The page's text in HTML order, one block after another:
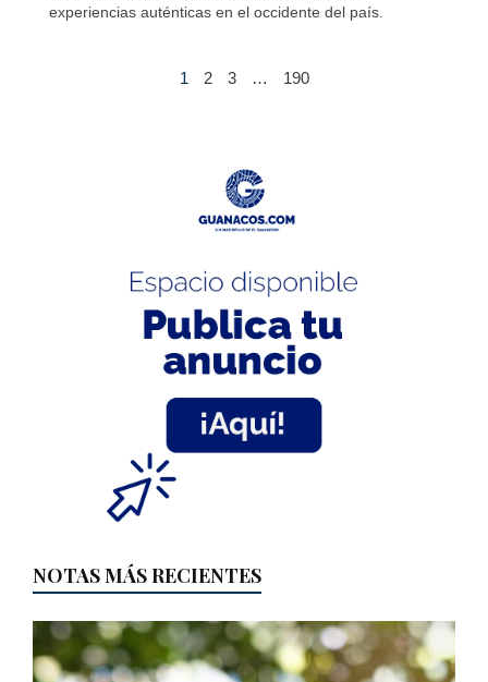
experiencias auténticas en el occidente del país.
1 2 3 … 190
NOTAS MÁS RECIENTES